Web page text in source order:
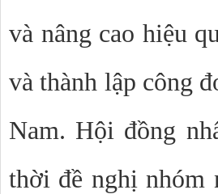
và nâng cao hiệu
và thành lập công
Nam. Hội đồng
thời đề nghị nhóm